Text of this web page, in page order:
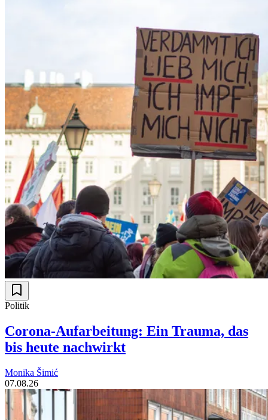
Politik
Corona-Aufarbeitung: Ein Trauma, das
bis heute nachwirkt
Monika Šimić
07.08.26